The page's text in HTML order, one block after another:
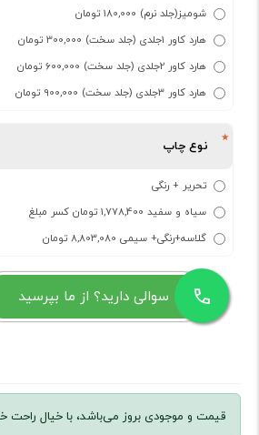
شومیز(جلد نرم) 180,000 تومان
هارد کاور 1جلدی (جلد سخت) 300,000 تومان
هارد کاور 2جلدی (جلد سخت) 600,000 تومان
هارد کاور 3جلدی (جلد سخت) 900,000 تومان
نوع چاپ
تحریر + رنگی
سیاه و سفید 1,778,400 تومان کسر مبلغ
گلاسه+رنگی+ سیمی 8,803,080 تومان
سوالی دارید؟ از ما بپرسید
قیمت و موجودی بروز می‌باشد، با خیال راحت